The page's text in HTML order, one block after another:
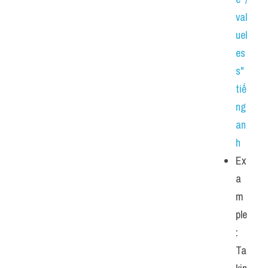
val
uel
es
s"
tiế
ng
an
h
Ex
a
m
ple
:
Ta